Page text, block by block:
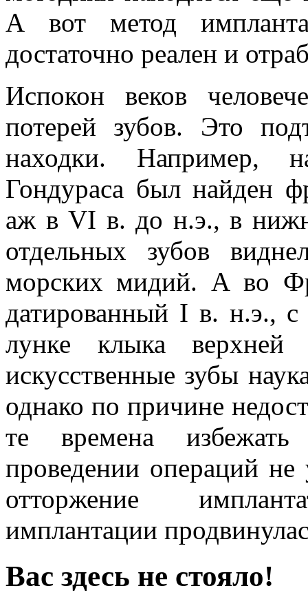
А вот метод
достаточно реален и
Испокон веков
потерей зубов. Это
находки. Например,
Гондураса был найден
аж в VI в. до н.э., в
отдельных зубов
морских мидий. А во
датированный I в. н.э., с
лунке клыка
искусственные зубы
однако по причине
те времена
проведении операций не
отторжение
имплантации
Вас здесь не стояло!